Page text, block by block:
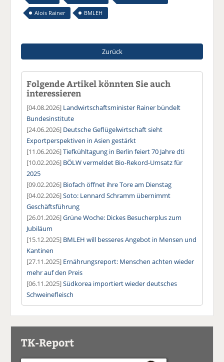
Alois Rainer
BMLEH
Zurück
Folgende Artikel könnten Sie auch
interessieren
[04.08.2026] Landwirtschaftsminister Rainer bündelt
Bundesinstitute
[24.06.2026] Deutsche Geflügelwirtschaft sieht
Exportperspektiven in Asien gestärkt
[11.06.2026]Tiefkühltagung in Berlin feiert 70 Jahre dti
[10.02.2026] BÖLW vermeldet Bio-Rekord-Umsatz für
2025
[09.02.2026] Biofach öffnet ihre Tore am Dienstag
[04.02.2026]Soto: Lennard Schramm übernimmt
Geschäftsführung
[26.01.2026]Grüne Woche: Dickes Besucherplus zum
Jubiläum
[15.12.2025] BMLEH will besseres Angebot in Mensen und
Kantinen
[27.11.2025] Ernährungsreport: Menschen achten wieder
mehr auf den Preis
[06.11.2025]Südkorea importiert wieder deutsches
Schweinefleisch
TK-Report